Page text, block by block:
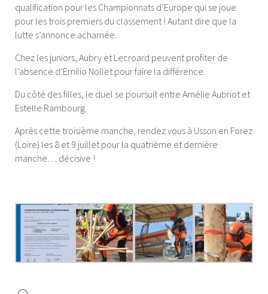
qualification pour les Championnats d’Europe qui se joue
pour les trois premiers du classement ! Autant dire que la
lutte s’annonce acharnée.
Chez les juniors, Aubry et Lecroard peuvent profiter de
l’absence d’Emilio Nollet pour faire la différence.
Du côté des filles, le duel se poursuit entre Amélie Aubriot et
Estelle Rambourg.
Après cette troisième manche, rendez vous à Usson en Forez
(Loire) les 8 et 9 juillet pour la quatrième et dernière
manche… décisive !